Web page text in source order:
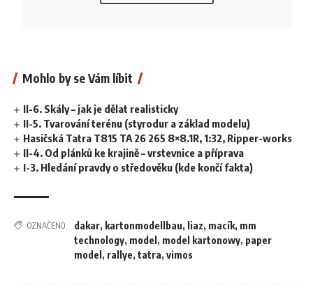
Mohlo by se Vám líbit
II-6. Skály – jak je dělat realisticky
II-5. Tvarování terénu (styrodur a základ modelu)
Hasičská Tatra T815 TA 26 265 8×8.1R, 1:32, Ripper-works
II-4. Od plánků ke krajině – vrstevnice a příprava
I-3. Hledání pravdy o středověku (kde končí fakta)
OZNAČENO: dakar, kartonmodellbau, liaz, macík, mm
technology, model , model kartonowy, paper
model , rallye, tatra, vimos